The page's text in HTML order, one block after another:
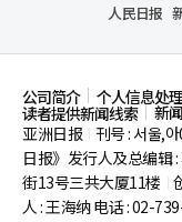
人民日报
公司简介 个人信息处
读者提供新闻线索
新
亚洲日报
刊号 : 서울,
日报》发行人及总编辑
街13号三共大厦11楼
人 : 王海纳 电话 : 02-